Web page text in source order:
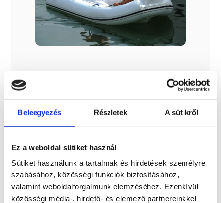
Beleegyezés Részletek A sütikről
Ez a weboldal sütiket használ
Sütiket használunk a tartalmak és hirdetések személyre
szabásához, közösségi funkciók biztosításához,
valamint weboldalforgalmunk elemzéséhez. Ezenkívül
közösségi média-, hirdető- és elemező partnereinkkel
Szállítási költség
Az ár nem tartalmazza a szállítási költséget! 7 méterig
2.500 euro + ÁFA, 7 méter fölött pedig 3.000 euro + ÁFA a
szállítási díj
További információk
A típussal kapcsolatos további információkat az alábbi
weboldalon találhatja meg: cantiericapelli.com